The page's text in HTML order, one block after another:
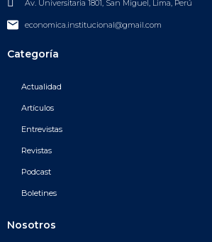
Av. Universitaria 1801, San Miguel, Lima, Perú
economica.institucional@gmail.com
Categoría
Actualidad
Artículos
Entrevistas
Revistas
Podcast
Boletines
Nosotros